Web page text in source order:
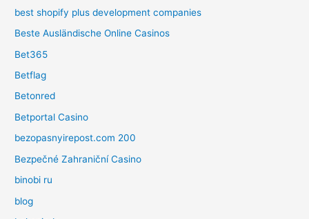
best shopify plus development companies
Beste Ausländische Online Casinos
Bet365
Betflag
Betonred
Betportal Casino
bezopasnyirepost.com 200
Bezpečné Zahraniční Casino
binobi ru
blog